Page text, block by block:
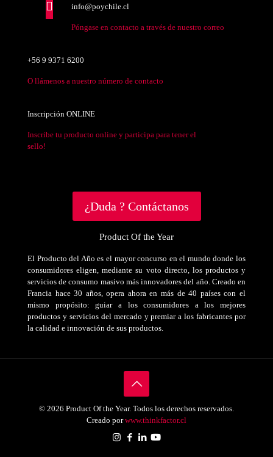
info@poychile.cl
Póngase en contacto a través de nuestro correo
+56 9 9371 6200
O llámenos a nuestro número de contacto
Inscripción ONLINE
Inscribe tu producto online y participa para tener el
sello!
¿Duda ? Contáctanos
Product Of the Year
El Producto del Año es el mayor concurso en el mundo donde los
consumidores eligen, mediante su voto directo, los productos y
servicios de consumo masivo más innovadores del año. Creado en
Francia hace 30 años, opera ahora en más de 40 países con el
mismo propósito: guiar a los consumidores a los mejores
productos y servicios del mercado y premiar a los fabricantes por
la calidad e innovación de sus productos.
© 2026 Product Of the Year. Todos los derechos reservados.
Creado porwww.thinkfactor.cl